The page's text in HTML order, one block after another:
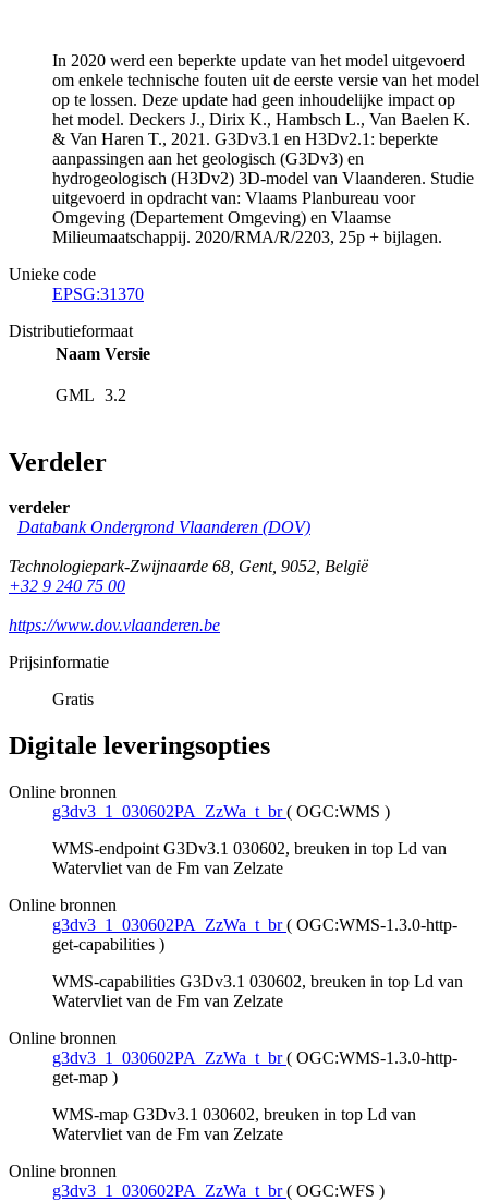
In 2020 werd een beperkte update van het model uitgevoerd
om enkele technische fouten uit de eerste versie van het model
op te lossen. Deze update had geen inhoudelijke impact op
het model. Deckers J., Dirix K., Hambsch L., Van Baelen K.
& Van Haren T., 2021. G3Dv3.1 en H3Dv2.1: beperkte
aanpassingen aan het geologisch (G3Dv3) en
hydrogeologisch (H3Dv2) 3D-model van Vlaanderen. Studie
uitgevoerd in opdracht van: Vlaams Planbureau voor
Omgeving (Departement Omgeving) en Vlaamse
Milieumaatschappij. 2020/RMA/R/2203, 25p + bijlagen.
Unieke code
EPSG:31370
Distributieformaat
Naam Versie
GML 3.2
Verdeler
verdeler
Databank Ondergrond Vlaanderen (DOV)
Technologiepark-Zwijnaarde 68, Gent, 9052, België
+32 9 240 75 00
https://www.dov.vlaanderen.be
Prijsinformatie
Gratis
Digitale leveringsopties
Online bronnen
g3dv3_1_030602PA_ZzWa_t_br ( OGC:WMS )
WMS-endpoint G3Dv3.1 030602, breuken in top Ld van
Watervliet van de Fm van Zelzate
Online bronnen
g3dv3_1_030602PA_ZzWa_t_br ( OGC:WMS-1.3.0-http-
get-capabilities )
WMS-capabilities G3Dv3.1 030602, breuken in top Ld van
Watervliet van de Fm van Zelzate
Online bronnen
g3dv3_1_030602PA_ZzWa_t_br ( OGC:WMS-1.3.0-http-
get-map )
WMS-map G3Dv3.1 030602, breuken in top Ld van
Watervliet van de Fm van Zelzate
Online bronnen
g3dv3_1_030602PA_ZzWa_t_br ( OGC:WFS )